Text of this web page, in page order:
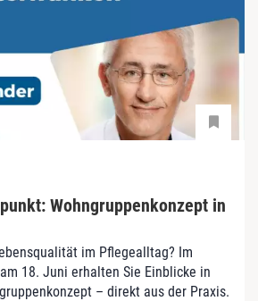
Wohngruppenkonzept in
im Pflegealltag? Im
18. Juni erhalten Sie Einblicke in
– direkt aus der Praxis.